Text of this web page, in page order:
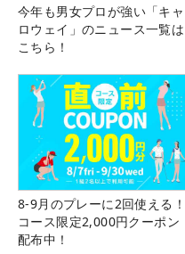
今年も男女プロが強い「キャ
ロウェイ」のニュース一覧は
こちら！
8-9月のプレーに2回使える！
コース限定2,000円クーポン
配布中！